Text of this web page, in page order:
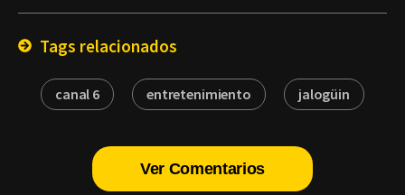
Tags relacionados
canal 6 entretenimiento jalogüin
Ver Comentarios